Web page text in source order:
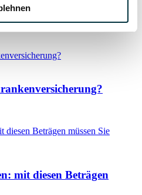
mit diesen Beträgen